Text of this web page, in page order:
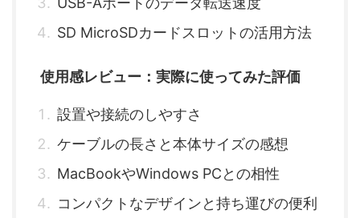
SD MicroSDカードスロットの活用方法
使用感レビュー：実際に使ってみた評価
設置や接続のしやすさ
ケーブルの長さと本体サイズの感想
MacBookやWindows PCとの相性
コンパクトなデザインと持ち運びの便利